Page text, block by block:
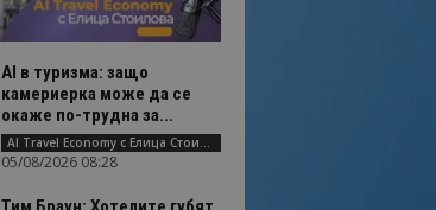
AI в туризма: защо
камериерка може да се
окаже по-трудна за...
AI Travel Economy с Елица Стоилова
05/08/2026 08:28